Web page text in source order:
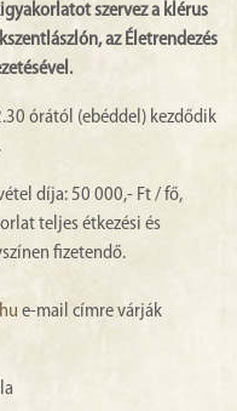
szervez a klérus
az Életrendezés
órától (ebéddel) kezdődik
díja: 50 000,- Ft / fő,
teljes étkezési és
fizetendő.
e-mail címre várják